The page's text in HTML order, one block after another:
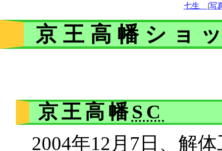
七生ゝ |写
京王高幡ショ
京王高幡SC
2004年12月7日、解